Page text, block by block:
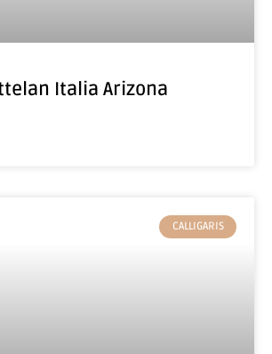
Italia Arizona
CALLIGARIS